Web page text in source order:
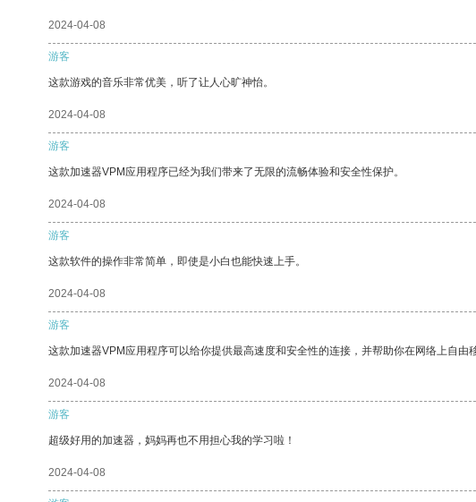
2024-04-08
游客
这款游戏的音乐非常优美，听了让人心旷神怡。
2024-04-08
游客
这款加速器VPM应用程序已经为我们带来了无限的流畅体验和安全性保护。
2024-04-08
游客
这款软件的操作非常简单，即使是小白也能快速上手。
2024-04-08
游客
这款加速器VPM应用程序可以给你提供最高速度和安全性的连接，并帮助你在网络上自由移
2024-04-08
游客
超级好用的加速器，妈妈再也不用担心我的学习啦！
2024-04-08